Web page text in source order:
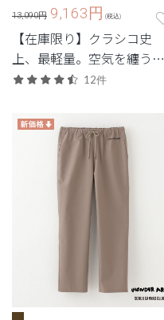
13,090円 9,163円 (税込)
【在庫限り】クラシコ史
上、最軽量。空気を纏うよ
うなストレスフリーの着心
12件